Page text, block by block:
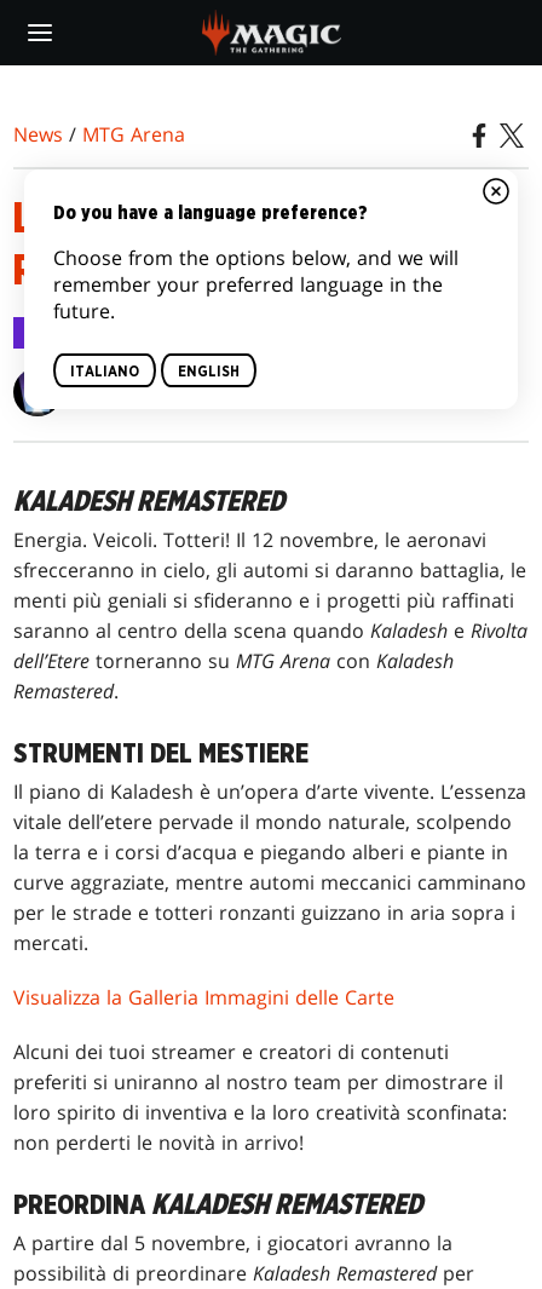
main
News / MTG Arena
LANCIO DI KALADESH
REMASTERED
Wizards of the Coast
KALADESH REMASTERED
Energia. Veicoli. Totteri! Il 12 novembre, le aeronavi
sfrecceranno in cielo, gli automi si daranno battaglia, le
menti più geniali si sfideranno e i progetti più raffinati
saranno al centro della scena quandoKaladesh eRivolta
dell’Etere torneranno suMTG Arena conKaladesh
Remastered.
STRUMENTI DEL MESTIERE
Il piano di Kaladesh è un’opera d’arte vivente. L’essenza
vitale dell’etere pervade il mondo naturale, scolpendo
la terra e i corsi d’acqua e piegando alberi e piante in
curve aggraziate, mentre automi meccanici camminano
per le strade e totteri ronzanti guizzano in aria sopra i
mercati.
Visualizza la Galleria Immagini delle Carte
Alcuni dei tuoi streamer e creatori di contenuti
preferiti si uniranno al nostro team per dimostrare il
loro spirito di inventiva e la loro creatività sconfinata:
non perderti le novità in arrivo!
PREORDINA KALADESH REMASTERED
A partire dal 5 novembre, i giocatori avranno la
possibilità di preordinareKaladesh Remasteredper
Do you have a language preference?
Choose from the options below, and we will
remember your preferred language in the
future.
ITALIANO ENGLISH